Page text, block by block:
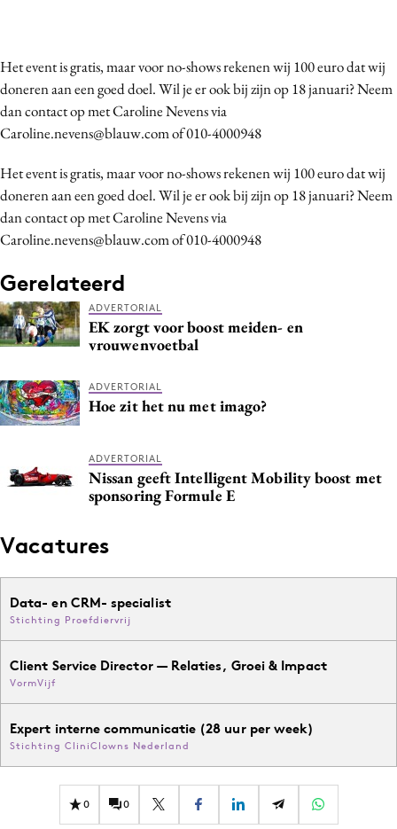
Het event is gratis, maar voor no-shows rekenen wij 100 euro dat wij
doneren aan een goed doel. Wil je er ook bij zijn op 18 januari? Neem
dan contact op met Caroline Nevens via
Caroline.nevens@blauw.com of 010-4000948
Het event is gratis, maar voor no-shows rekenen wij 100 euro dat wij
doneren aan een goed doel. Wil je er ook bij zijn op 18 januari? Neem
dan contact op met Caroline Nevens via
Caroline.nevens@blauw.com of 010-4000948
Gerelateerd
ADVERTORIAL
EK zorgt voor boost meiden- en
vrouwenvoetbal
ADVERTORIAL
Hoe zit het nu met imago?
ADVERTORIAL
Nissan geeft Intelligent Mobility boost met
sponsoring Formule E
Vacatures
Data- en CRM- specialist
Stichting Proefdiervrij
Client Service Director — Relaties, Groei & Impact
VormVijf
Expert interne communicatie (28 uur per week)
Stichting CliniClowns Nederland
0 0